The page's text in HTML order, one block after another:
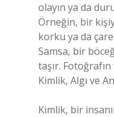
olayın ya da
Örneğin, bir
korku ya da
Samsa, bir
taşır.
Kimlik, Algı ve
Kimlik, bir